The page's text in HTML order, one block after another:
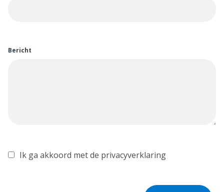
Bericht
Ik ga akkoord met de privacyverklaring